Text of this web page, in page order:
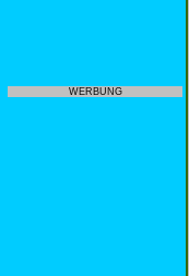
WERBUNG